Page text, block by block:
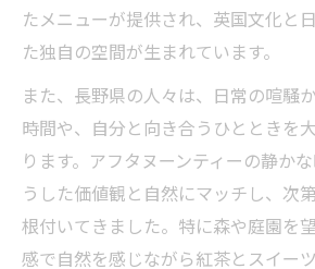
たメニューが提供され、英国文化と
た独自の空間が生まれています。
また、長野県の人々は、日常の喧騒
時間や、自分と向き合うひとときを
ります。アフタヌーンティーの静か
うした価値観と自然にマッチし、次
根付いてきました。特に森や庭園を
感で自然を感じながら紅茶とスイー